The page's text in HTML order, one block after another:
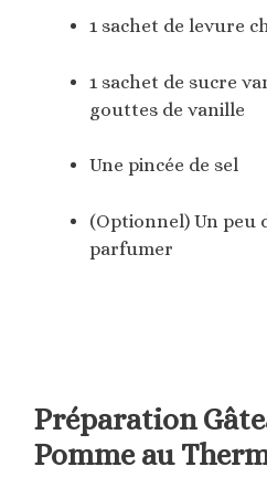
1 sachet de levure
1 sachet de sucre
gouttes de vanille
Une pincée de sel
(Optionnel) Un peu
parfumer
Préparation
Pomme au